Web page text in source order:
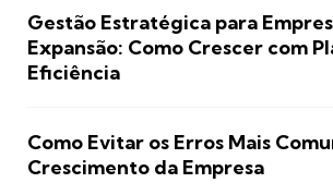
Gestão Estratégica para
Expansão: Como Crescer com
Eficiência
Como Evitar os Erros Mais
Crescimento da Empresa